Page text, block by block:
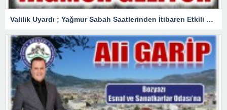
Valilik Uyardı ; Yağmur Sabah Saatlerinden İtibaren Etkili Olacak